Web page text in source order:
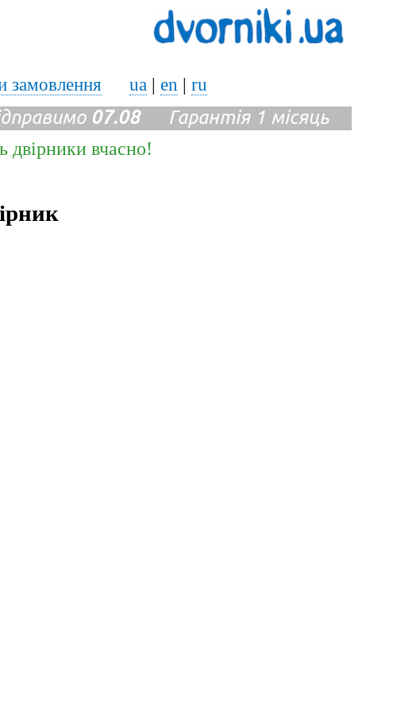
замовлення ua | en | ru
07.08Гарантія 1 місяць
двірники вчасно!